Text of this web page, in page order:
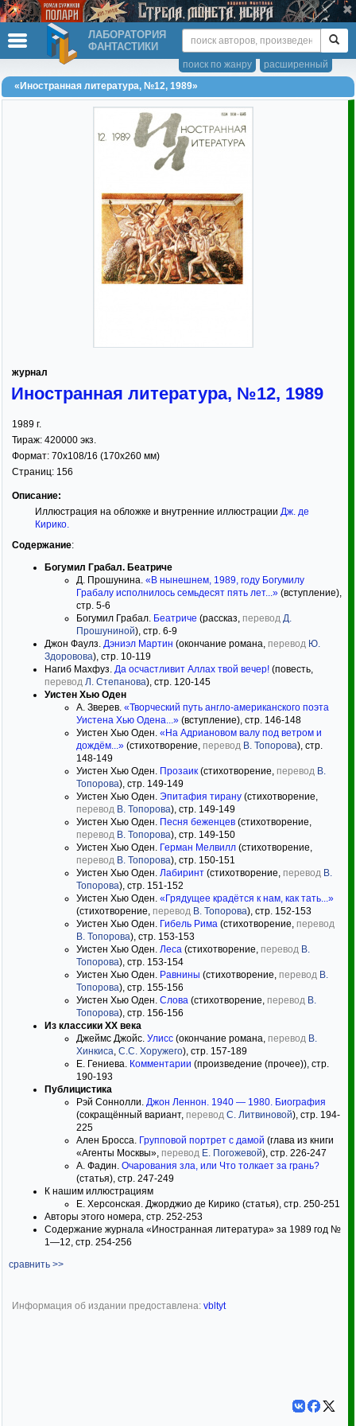
ЛАБОРАТОРИЯ
ФАНТАСТИКИ
расширенный
поиск по жанру
«Иностранная литература, №12, 1989»
журнал
Иностранная литература, №12, 1989
1989 г.
Тираж: 420000 экз.
Формат: 70x108/16 (170x260 мм)
Страниц: 156
Описание:
Иллюстрация на обложке и внутренние иллюстрации Дж. де
Кирико.
Содержание:
Богумил Грабал. Беатриче
Д. Прошунина. «В нынешнем, 1989, году Богумилу
Грабалу исполнилось семьдесят пять лет...» (вступление),
стр. 5-6
Богумил Грабал. Беатриче (рассказ, перевод Д.
Прошуниной), стр. 6-9
Джон Фаулз. Дэниэл Мартин (окончание романа, перевод Ю.
Здоровова), стр. 10-119
Нагиб Махфуз. Да осчастливит Аллах твой вечер! (повесть,
перевод Л. Степанова), стр. 120-145
Уистен Хью Оден
А. Зверев. «Творческий путь англо-американского поэта
Уистена Хью Одена...» (вступление), стр. 146-148
Уистен Хью Оден. «На Адриановом валу под ветром и
дождём...» (стихотворение, перевод В. Топорова), стр.
148-149
Уистен Хью Оден. Прозаик (стихотворение, перевод В.
Топорова), стр. 149-149
Уистен Хью Оден. Эпитафия тирану (стихотворение,
перевод В. Топорова), стр. 149-149
Уистен Хью Оден. Песня беженцев (стихотворение,
перевод В. Топорова), стр. 149-150
Уистен Хью Оден. Герман Мелвилл (стихотворение,
перевод В. Топорова), стр. 150-151
Уистен Хью Оден. Лабиринт (стихотворение, перевод В.
Топорова), стр. 151-152
Уистен Хью Оден. «Грядущее крадётся к нам, как тать...»
(стихотворение, перевод В. Топорова), стр. 152-153
Уистен Хью Оден. Гибель Рима (стихотворение, перевод
В. Топорова), стр. 153-153
Уистен Хью Оден. Леса (стихотворение, перевод В.
Топорова), стр. 153-154
Уистен Хью Оден. Равнины (стихотворение, перевод В.
Топорова), стр. 155-156
Уистен Хью Оден. Слова (стихотворение, перевод В.
Топорова), стр. 156-156
Из классики ХХ века
Джеймс Джойс. Улисс (окончание романа, перевод В.
Хинкиса, С.С. Хоружего), стр. 157-189
Е. Гениева. Комментарии (произведение (прочее)), стр.
190-193
Публицистика
Рэй Соннолли. Джон Леннон. 1940 — 1980. Биография
(сокращённый вариант, перевод С. Литвиновой), стр. 194-
225
Ален Бросса. Групповой портрет с дамой (глава из книги
«Агенты Москвы», перевод Е. Погожевой), стр. 226-247
А. Фадин. Очарования зла, или Что толкает за грань?
(статья), стр. 247-249
К нашим иллюстрациям
Е. Херсонская. Джорджио де Кирико (статья), стр. 250-251
Авторы этого номера, стр. 252-253
Содержание журнала «Иностранная литература» за 1989 год №
1—12, стр. 254-256
сравнить >>
Информация об издании предоставлена: vbltyt